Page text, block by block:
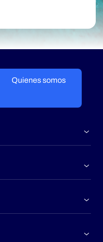
Quienes somos